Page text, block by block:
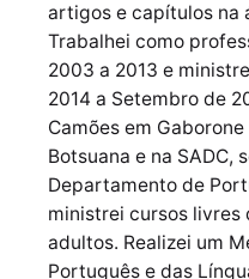
artigos e capítulos na
Trabalhei como
2003 a 2013 e
2014 a Setembro de
Camões em
Botsuana e na SADC,
Departamento de
ministrei cursos livres
adultos. Realizei um
Português e das